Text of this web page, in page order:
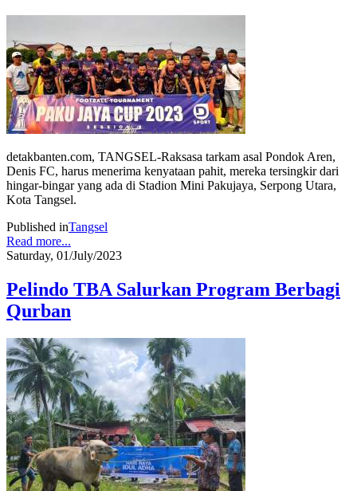
detakbanten.com, TANGSEL-Raksasa tarkam asal Pondok Aren,
Denis FC, harus menerima kenyataan pahit, mereka tersingkir dari
hingar-bingar yang ada di Stadion Mini Pakujaya, Serpong Utara,
Kota Tangsel.
Published inTangsel
Read more...
Saturday, 01/July/2023
Pelindo TBA Salurkan Program Berbagi
Qurban